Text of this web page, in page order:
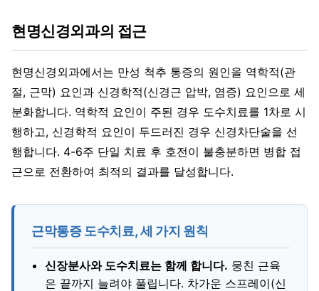
현명신경외과의 접근
현명신경외과에서는 만성 척추 통증의 원인을 역학적(관
절, 근막) 요인과 신경학적(신경근 압박, 염증) 요인으로 세
분화합니다. 역학적 요인이 주된 경우 도수치료를 1차로 시
행하고, 신경학적 요인이 두드러진 경우 신경차단술을 선
행합니다. 4-6주 단일 치료 후 호전이 불충분하면 병합 접
근으로 전환하여 최적의 결과를 달성합니다.
근막통증 도수치료, 세 가지 원칙
신장분사와 도수치료는 함께 합니다. 뭉친 근육
은 끝까지 늘려야 풀립니다. 차가운 스프레이(신